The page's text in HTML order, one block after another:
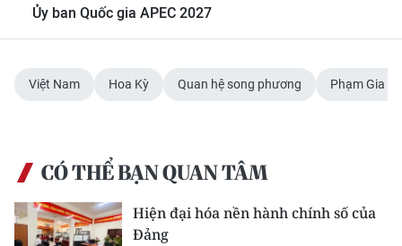
Ủy ban Quốc gia APEC 2027
Việt Nam Hoa Kỳ Quan hệ song phương Phạm Gia
CÓ THỂ BẠN QUAN TÂM
Hiện đại hóa nền hành chính số của
Đảng